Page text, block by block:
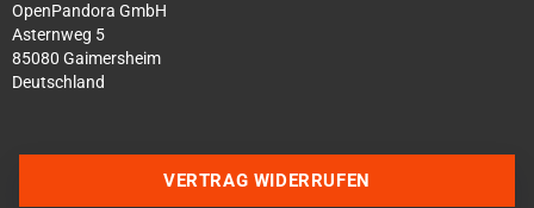
OpenPandora GmbH
Asternweg 5
85080 Gaimersheim
Deutschland
Über WhatsApp schreiben
VERTRAG WIDERRUFEN